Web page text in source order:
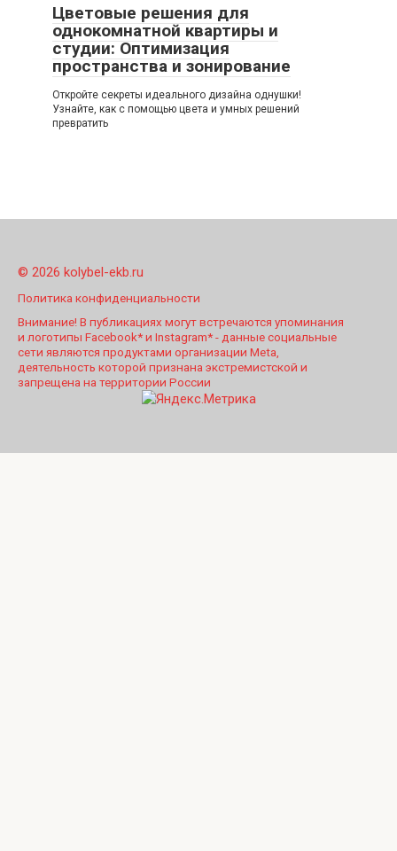
Цветовые решения для
однокомнатной квартиры и
студии: Оптимизация
пространства и зонирование
Откройте секреты идеального дизайна однушки!
Узнайте, как с помощью цвета и умных решений
превратить
© 2026 kolybel-ekb.ru
Политика конфиденциальности
Внимание! В публикациях могут встречаются упоминания
и логотипы Facebook* и Instagram* - данные социальные
сети являются продуктами организации Meta,
деятельность которой признана экстремистской и
запрещена на территории России